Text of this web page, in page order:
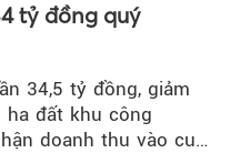
tỷ đồng quý
34,5 tỷ đồng, giảm
ha đất khu công
doanh thu vào cuối